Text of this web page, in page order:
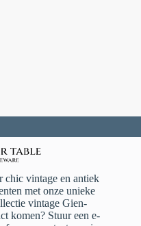
chic vintage en antiek
met onze unieke
vintage Gien-
komen? Stuur een e-